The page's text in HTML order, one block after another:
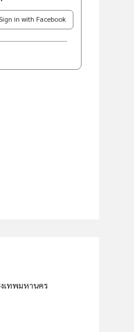
in with Facebook
เทพมหานคร